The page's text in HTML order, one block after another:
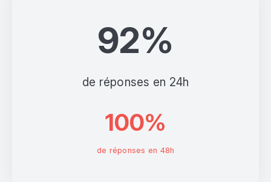
92%
de réponses en 24h
100%
de réponses en 48h